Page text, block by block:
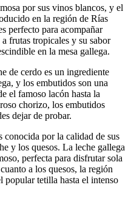
por sus vinos blancos, y el
en la región de Rías
perfecto para acompañar
frutas tropicales y su sabor
en la mesa gallega.
de cerdo es un ingrediente
y los embutidos son una
el famoso lacón hasta la
chorizo, los embutidos
dejar de probar.
por la calidad de sus
y los quesos. La leche gallega
perfecta para disfrutar sola
a los quesos, la región
popular tetilla hasta el intenso